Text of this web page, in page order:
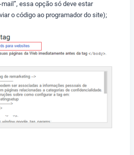
essa opção só deve estar
o código ao programador do site);